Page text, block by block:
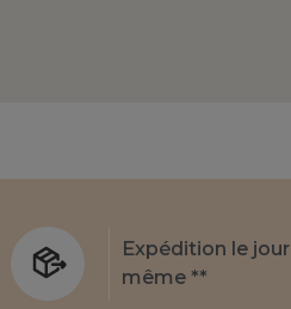
Expédition le jour
même **